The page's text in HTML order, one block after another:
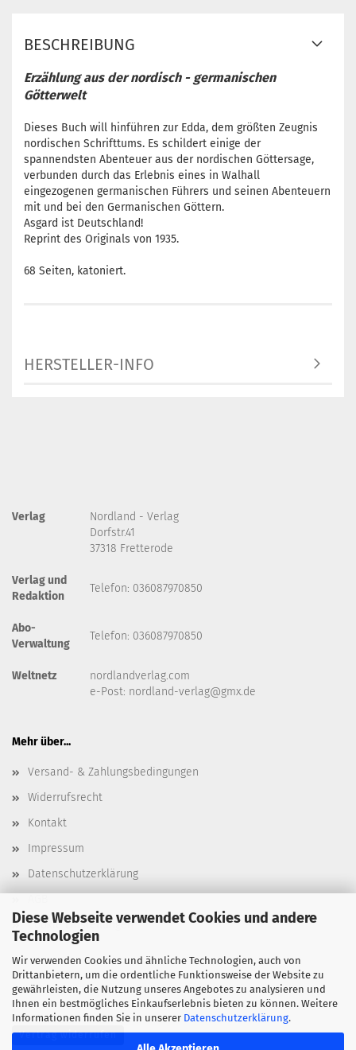
Diese Webseite verwendet Cookies und andere
Technologien
Wir verwenden Cookies und ähnliche Technologien, auch von
Drittanbietern, um die ordentliche Funktionsweise der Website zu
gewährleisten, die Nutzung unseres Angebotes zu analysieren und
Ihnen ein bestmögliches Einkaufserlebnis bieten zu können. Weitere
Informationen finden Sie in unserer Datenschutzerklärung.
BESCHREIBUNG
Erzählung aus der nordisch - germanischen
Götterwelt
Dieses Buch will hinführen zur Edda, dem größten Zeugnis
nordischen Schrifttums. Es schildert einige der
spannendsten Abenteuer aus der nordischen Göttersage,
verbunden durch das Erlebnis eines in Walhall
eingezogenen germanischen Führers und seinen Abenteuern
mit und bei den Germanischen Göttern.
Asgard ist Deutschland!
Reprint des Originals von 1935.
68 Seiten, katoniert.
HERSTELLER-INFO
Verlag
Nordland - Verlag
Dorfstr.41
37318 Fretterode
Verlag und
Redaktion
Telefon: 036087970850
Abo-
Verwaltung
Telefon: 036087970850
Weltnetz
nordlandverlag.com
e-Post: nordland-verlag@gmx.de
Mehr über...
Versand- & Zahlungsbedingungen
Widerrufsrecht
Kontakt
Impressum
Datenschutzerklärung
Cookie Einstellungen
Vertrag widerrufen